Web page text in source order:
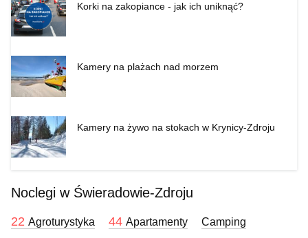
Korki na zakopiance - jak ich uniknąć?
Kamery na plażach nad morzem
Kamery na żywo na stokach w Krynicy-Zdroju
Noclegi w Świeradowie-Zdroju
22 Agroturystyka 44 Apartamenty Camping